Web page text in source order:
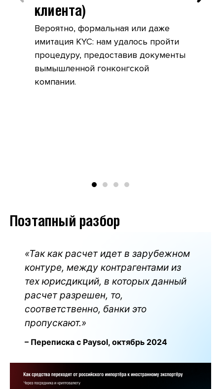
клиента)
Вероятно, формальная или даже
имитация KYC: нам удалось пройти
процедуру, предоставив документы
вымышленной гонконгской
компании.
Поэтапный разбор
«Так как расчет идет в зарубежном
контуре, между контрагентами из
тех юрисдикций, в которых данный
расчет разрешен, то,
соответственно, банки это
пропускают.»
– Переписка с Paysol, октябрь 2024